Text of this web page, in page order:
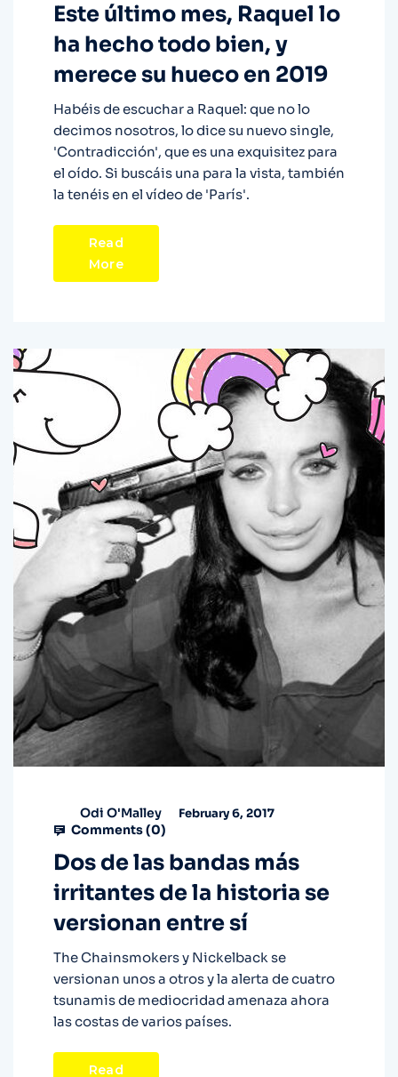
Este último mes, Raquel lo
ha hecho todo bien, y
merece su hueco en 2019
Habéis de escuchar a Raquel: que no lo
decimos nosotros, lo dice su nuevo single,
'Contradicción', que es una exquisitez para
el oído. Si buscáis una para la vista, también
la tenéis en el vídeo de 'París'.
Read
More
Odi O'Malley February 6, 2017
Comments (0)
Dos de las bandas más
irritantes de la historia se
versionan entre sí
The Chainsmokers y Nickelback se
versionan unos a otros y la alerta de cuatro
tsunamis de mediocridad amenaza ahora
las costas de varios países.
Read